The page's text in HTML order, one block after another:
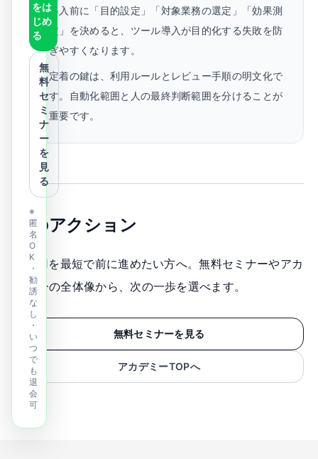
導入前に「目的設定」「対象業務の選定」「効果測
定」を決めると、ツール導入が目的化する失敗を防
ぎやすくなります。
定着の鍵は、利用ルールとレビュー手順の明文化で
す。自動化範囲と人の最終判断範囲を分けることが
重要です。
次のアクション
AI活用を最短で前に進めたい方へ。無料セミナーやアカ
デミーの全体像から、次の一歩を選べます。
無料セミナーを見る
アカデミーTOPへ
をは
じめ
る
無
料
セ
ミ
ナ
ー
を
見
る
※
匿
名
O
K
・
勧
誘
な
し
・
い
つ
で
も
退
会
可